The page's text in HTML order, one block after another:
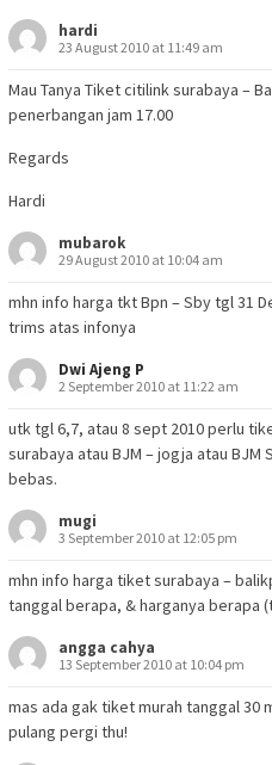
hardi
23 August 2010 at 11:49 am
Mau Tanya Tiket citilink surabaya –
penerbangan jam 17.00
Regards
Hardi
mubarok
29 August 2010 at 10:04 am
mhn info harga tkt Bpn – Sby tgl 31
trims atas infonya
Dwi Ajeng P
2 September 2010 at 11:22 am
utk tgl 6,7, atau 8 sept 2010 perlu
surabaya atau BJM – jogja atau
bebas.
mugi
3 September 2010 at 12:05 pm
mhn info harga tiket surabaya –
tanggal berapa, & harganya berapa
angga cahya
13 September 2010 at 10:04 pm
mas ada gak tiket murah tanggal 30
pulang pergi thu!